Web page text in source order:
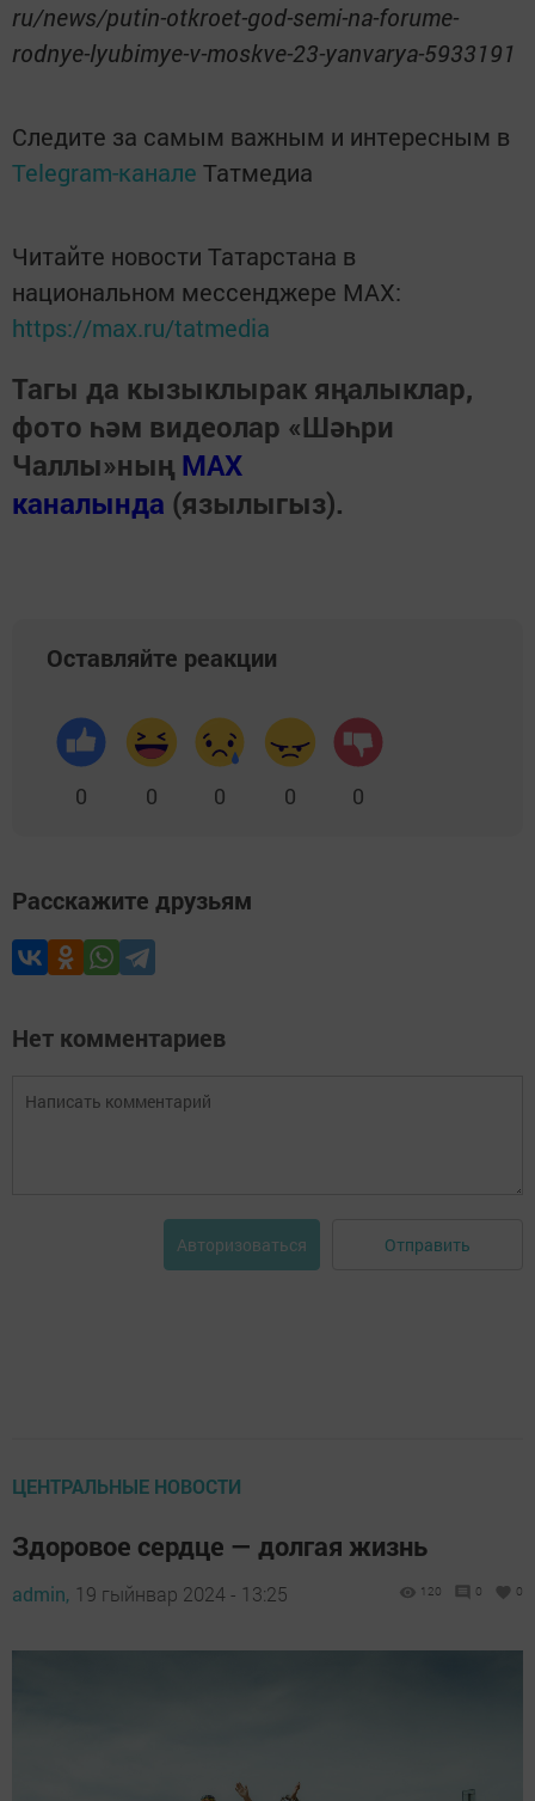
ru/news/putin-otkroet-god-semi-na-forume-
rodnye-lyubimye-v-moskve-23-yanvarya-5933191
Следите за самым важным и интересным в
Telegram-канале Татмедиа
Читайте новости Татарстана в
национальном мессенджере MАХ:
https://max.ru/tatmedia
Тагы да кызыклырак яңалыклар,
фото һәм видеолар «Шәһри
Чаллы»ның MAX
каналында (язылыгыз).
Оставляйте реакции
0 0 0 0 0
Расскажите друзьям
Нет комментариев
Авторизоваться Отправить
ЦЕНТРАЛЬНЫЕ НОВОСТИ
Здоровое сердце — долгая жизнь
admin, 19 гыйнвар 2024 - 13:25 120 0 0